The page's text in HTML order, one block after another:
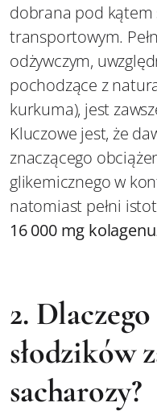
dobrana pod kątem
transportowym.
odżywczym,
pochodzące z
kurkuma), jest
Kluczowe jest, że
znaczącego
glikemicznego w
natomiast pełni
16 000 mg kolagenu.
2.
słodzików
sacharozy?